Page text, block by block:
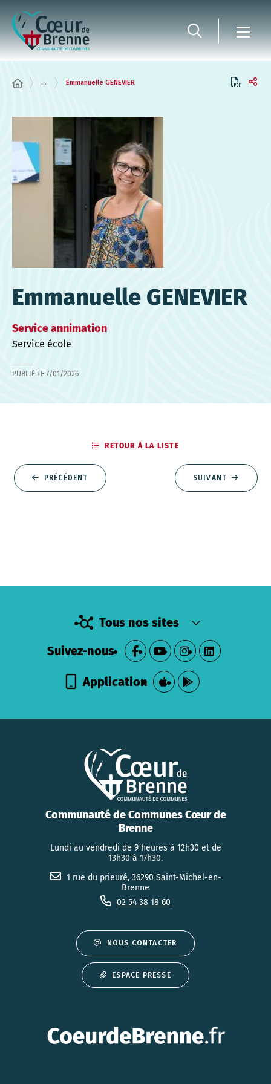
... Emmanuelle GENEVIER
Emmanuelle GENEVIER
Service annimation
Service école
PUBLIÉ LE 7/01/2026
PRÉCÉDENT
RETOUR À LA LISTE
SUIVANT
Tous nos sites
Suivez-nous
Application
Communauté de Communes Cœur de
Brenne
Lundi au vendredi de 9 heures à 12h30 et de
13h30 à 17h30.
1 rue du prieuré, 36290 Saint-Michel-en-
Brenne
02 54 38 18 60
NOUS CONTACTER
ESPACE PRESSE